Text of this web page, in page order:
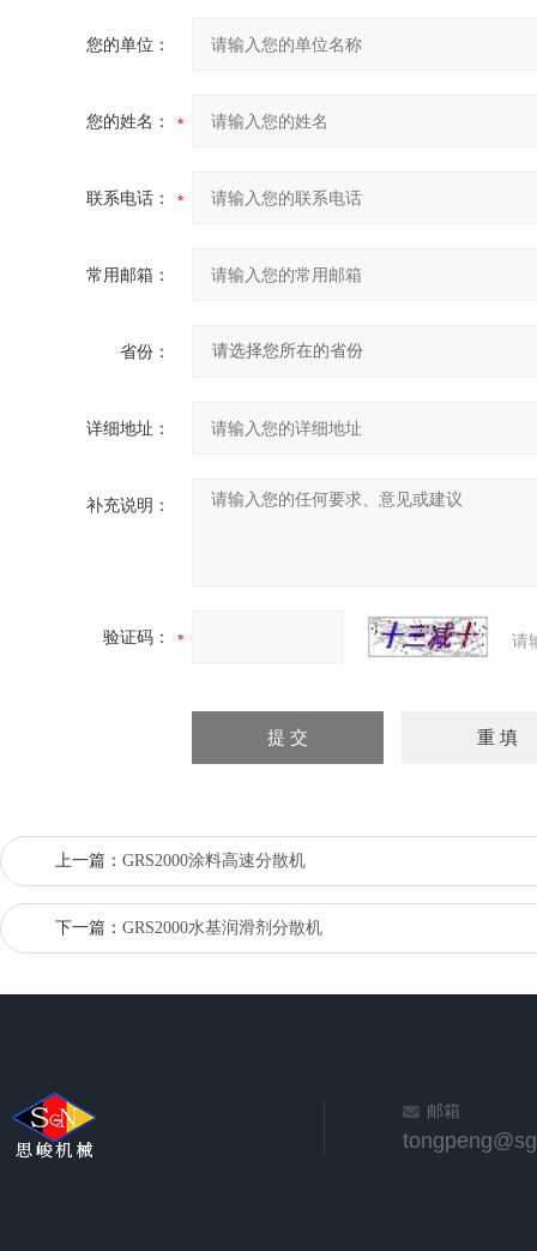
您的单位：
您的姓名：
联系电话：
常用邮箱：
省份：
详细地址：
补充说明：
验证码： 请
上一篇： GRS2000涂料高速分散机
下一篇： GRS2000水基润滑剂分散机
邮箱